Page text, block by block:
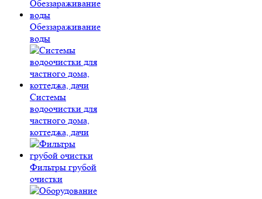
Обеззараживание
воды
Системы
водоочистки для
частного дома,
коттеджа, дачи
Фильтры грубой
очистки